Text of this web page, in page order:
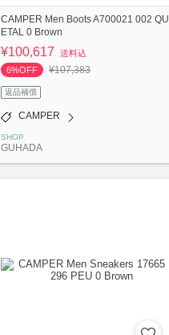
CAMPER Men Boots A700021 002 QU
ETAL 0 Brown
¥100,617
送料込
6%OFF
¥107,383
返品補償
CAMPER
SHOP
GUHADA